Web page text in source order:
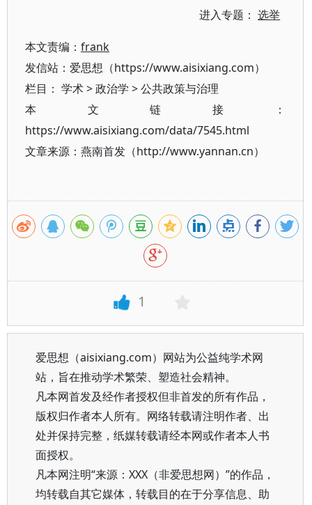
进入专题：选举
本文责编： frank
发信站：爱思想（https://www.aisixiang.com）
栏目： 学术>政治学 >公共政策与治理
本文链接：
https://www.aisixiang.com/data/7545.html
文章来源：燕南首发（http://www.yannan.cn）
1
爱思想（aisixiang.com）网站为公益纯学术网
站，旨在推动学术繁荣、塑造社会精神。
凡本网首发及经作者授权但非首发的所有作品，
版权归作者本人所有。网络转载请注明作者、出
处并保持完整，纸媒转载请经本网或作者本人书
面授权。
凡本网注明“来源：XXX（非爱思想网）”的作品，
均转载自其它媒体，转载目的在于分享信息、助